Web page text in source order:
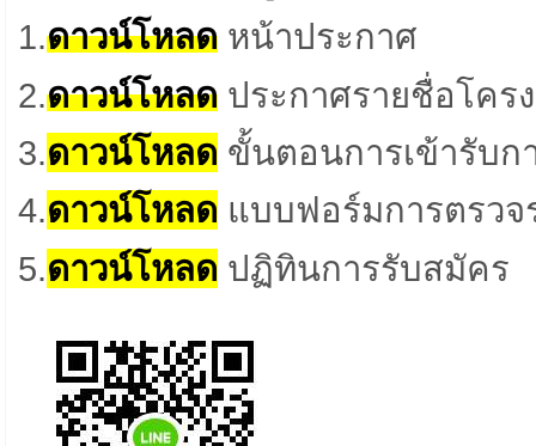
1.ดาวน์โหลด หน้าประกาศ
2.ดาวน์โหลด ประกาศรายชื่อโคร
3.ดาวน์โหลด ขั้นตอนการเข้ารับ
4.ดาวน์โหลด แบบฟอร์มการตรวจ
5.ดาวน์โหลด ปฏิทินการรับสมัคร